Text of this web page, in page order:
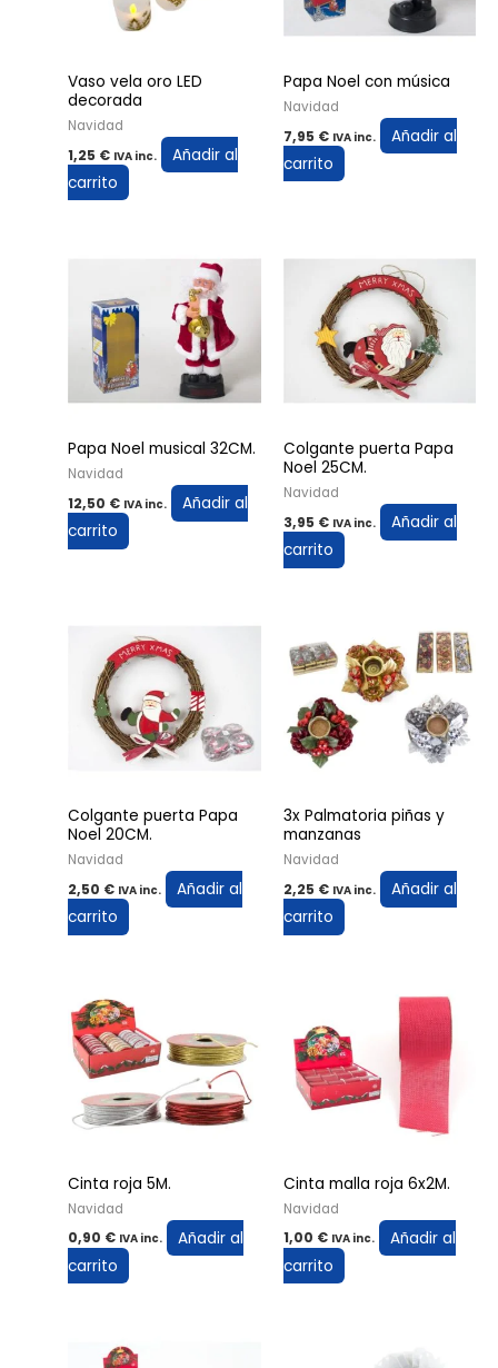
Vaso vela oro LED
decorada
Navidad
1,25 € IVA inc.
Añadir al
carrito
Papa Noel con música
Navidad
7,95 € IVA inc.
Añadir al
carrito
Papa Noel musical 32CM.
Navidad
12,50 € IVA inc.
Añadir al
carrito
Colgante puerta Papa
Noel 25CM.
Navidad
3,95 € IVA inc.
Añadir al
carrito
Colgante puerta Papa
Noel 20CM.
Navidad
2,50 € IVA inc.
Añadir al
carrito
3x Palmatoria piñas y
manzanas
Navidad
2,25 € IVA inc.
Añadir al
carrito
Cinta roja 5M.
Navidad
0,90 € IVA inc.
Añadir al
carrito
Cinta malla roja 6x2M.
Navidad
1,00 € IVA inc.
Añadir al
carrito